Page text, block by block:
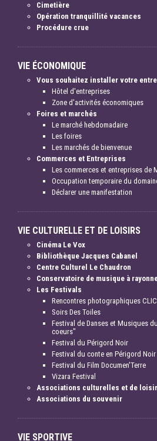
Cimetière
Opération tranquillité vacances
Procédure crue
VIE ÉCONOMIQUE
Vous souhaitez installer votre
Hôtel d'entreprises
Zone d'activités économiques
Foires et marchés
Le marché hebdomadaire
Les foires
Les marchés de bienvenue
Commerces et Entreprises
Les commerces et entreprises de
Occupation temporaire du
Déclarer une manifestation
VIE CULTURELLE ET DE LOISIRS
Cinéma Le Vox
Bibliothèque Jacques Cabanel
Centre Culturel Le Chaudron
Conservatoire de musique à
Les Festivals
Rencontres photographiques
Soirs Des Toiles
Festival de Danses et Musiques
coeurs"
Festival du Périgord Noir
Festival du conte en Périgord Noir
Festival du Film Documen'Terre
Vizara Festival
Associations culturelles et de
Associations du souvenir
VIE SPORTIVE